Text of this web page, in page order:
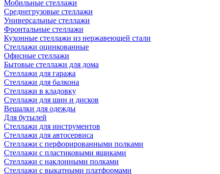
Мобильные стеллажи
Среднегрузовые стеллажи
Универсальные стеллажи
Фронтальные стеллажи
Кухонные стеллажи из нержавеющей стали
Стеллажи оцинкованные
Офисные стеллажи
Бытовые стеллажи для дома
Стеллажи для гаража
Стеллажи для балкона
Стеллажи в кладовку
Стеллажи для шин и дисков
Вешалки для одежды
Для бутылей
Стеллажи для инструментов
Стеллажи для автосервиса
Стеллажи с перфорированными полками
Стеллажи с пластиковыми ящиками
Стеллажи с наклонными полками
Стеллажи с выкатными платформами